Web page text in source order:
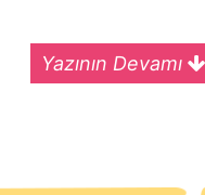
Yazının Devamı